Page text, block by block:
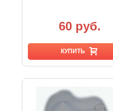
60 руб.
КУПИТЬ